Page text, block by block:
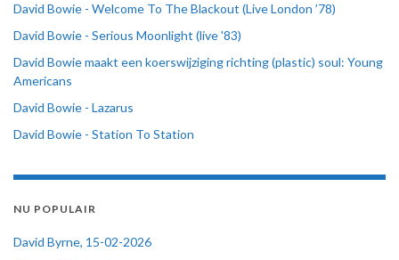
David Bowie - Welcome To The Blackout (Live London ’78)
David Bowie - Serious Moonlight (live '83)
David Bowie maakt een koerswijziging richting (plastic) soul: Young
Americans
David Bowie - Lazarus
David Bowie - Station To Station
NU POPULAIR
David Byrne, 15-02-2026